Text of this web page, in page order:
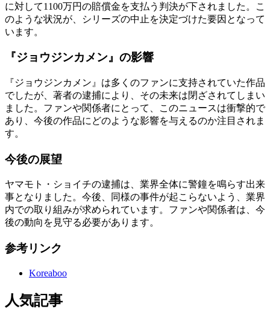
に対して1100万円の賠償金を支払う判決が下されました。こ
のような状況が、シリーズの中止を決定づけた要因となって
います。
『ジョウジンカメン』の影響
『ジョウジンカメン』は多くのファンに支持されていた作品
でしたが、著者の逮捕により、その未来は閉ざされてしまい
ました。ファンや関係者にとって、このニュースは衝撃的で
あり、今後の作品にどのような影響を与えるのか注目されま
す。
今後の展望
ヤマモト・ショイチの逮捕は、業界全体に警鐘を鳴らす出来
事となりました。今後、同様の事件が起こらないよう、業界
内での取り組みが求められています。ファンや関係者は、今
後の動向を見守る必要があります。
参考リンク
Koreaboo
人気記事